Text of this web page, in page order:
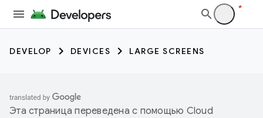
DEVELOP DEVICES LARGE SCREENS
Эта страница переведена с помощью Cloud